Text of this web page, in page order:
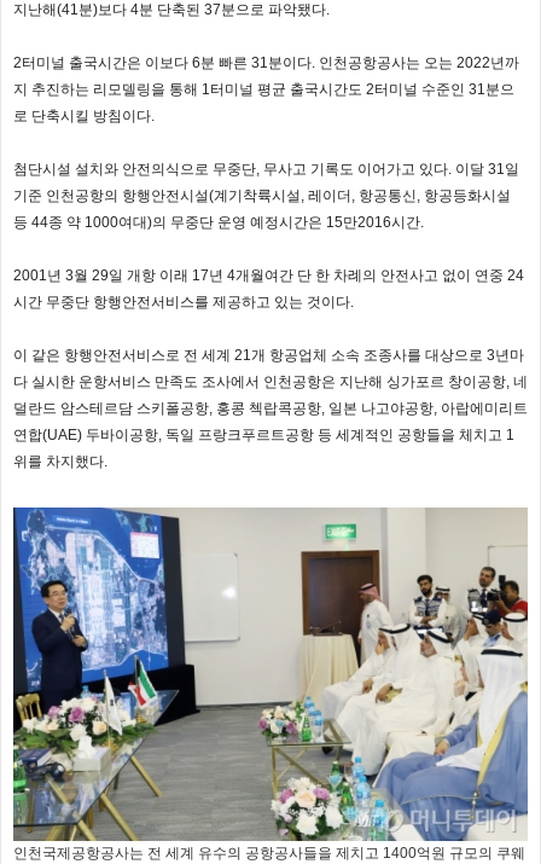
지난해(41분)보다 4분 단축된 37분으로 파악됐다.
2터미널 출국시간은 이보다 6분 빠른 31분이다. 인천공항공사는 오는 2022년까
지 추진하는 리모델링을 통해 1터미널 평균 출국시간도 2터미널 수준인 31분으
로 단축시킬 방침이다.
첨단시설 설치와 안전의식으로 무중단, 무사고 기록도 이어가고 있다. 이달 31일
기준 인천공항의 항행안전시설(계기착륙시설, 레이더, 항공통신, 항공등화시설
등 44종 약 1000여대)의 무중단 운영 예정시간은 15만2016시간.
2001년 3월 29일 개항 이래 17년 4개월여간 단 한 차례의 안전사고 없이 연중 24
시간 무중단 항행안전서비스를 제공하고 있는 것이다.
이 같은 항행안전서비스로 전 세계 21개 항공업체 소속 조종사를 대상으로 3년마
다 실시한 운항서비스 만족도 조사에서 인천공항은 지난해 싱가포르 창이공항, 네
덜란드 암스테르담 스키폴공항, 홍콩 첵랍콕공항, 일본 나고야공항, 아랍에미리트
연합(UAE) 두바이공항, 독일 프랑크푸르트공항 등 세계적인 공항들을 체치고 1
위를 차지했다.
인천국제공항공사는 전 세계 유수의 공항공사들을 제치고 1400억원 규모의 쿠웨